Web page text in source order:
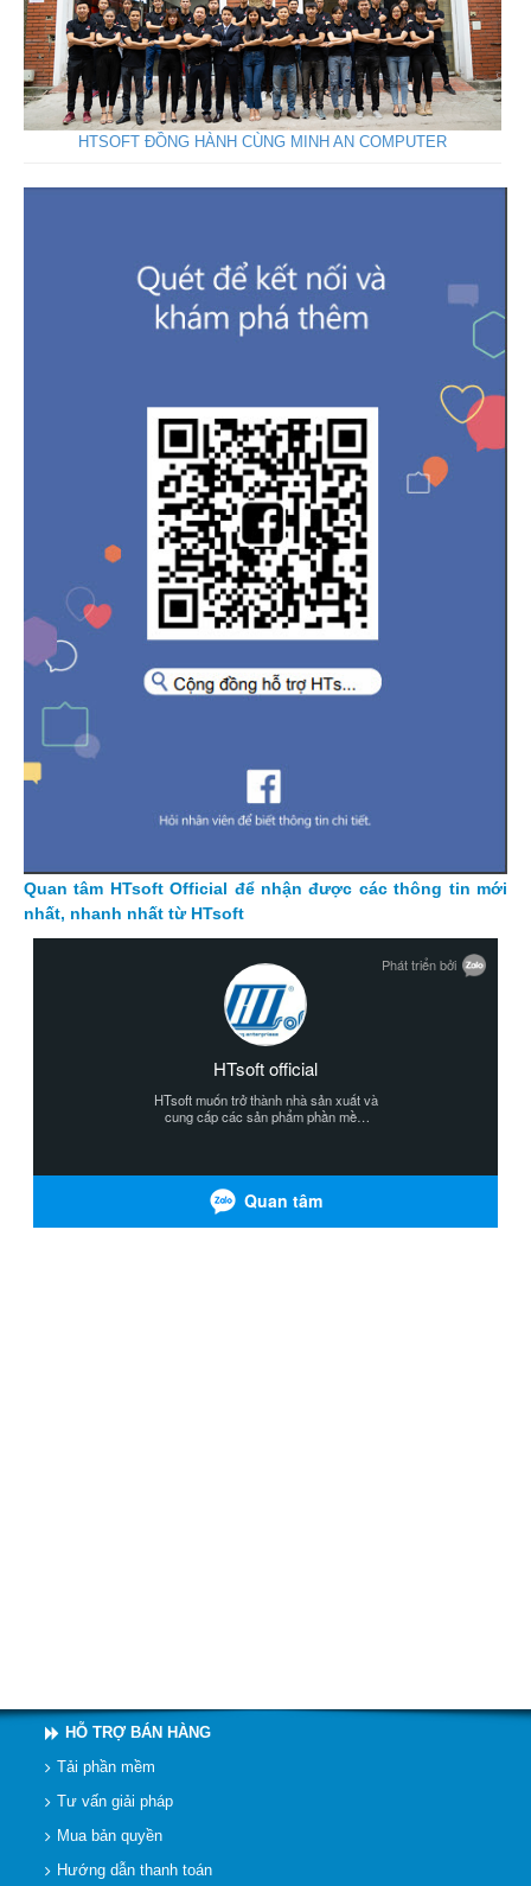
HTSOFT ĐỒNG HÀNH CÙNG MINH AN COMPUTER
Quan tâm HTsoft Official để nhận được các thông tin mới
nhất, nhanh nhất từ HTsoft
HỖ TRỢ BÁN HÀNG
Tải phần mềm
Tư vấn giải pháp
Mua bản quyền
Hướng dẫn thanh toán